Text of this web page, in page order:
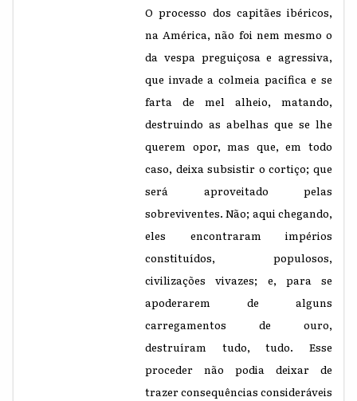
O processo dos capitães ibéricos,
na América, não foi nem mesmo o
da vespa preguiçosa e agressiva,
que invade a colmeia pacífica e se
farta de mel alheio, matando,
destruindo as abelhas que se lhe
querem opor, mas que, em todo
caso, deixa subsistir o cortiço; que
será aproveitado pelas
sobreviventes. Não; aqui chegando,
eles encontraram impérios
constituídos, populosos,
civilizações vivazes; e, para se
apoderarem de alguns
carregamentos de ouro,
destruíram tudo, tudo. Esse
proceder não podia deixar de
trazer consequências consideráveis